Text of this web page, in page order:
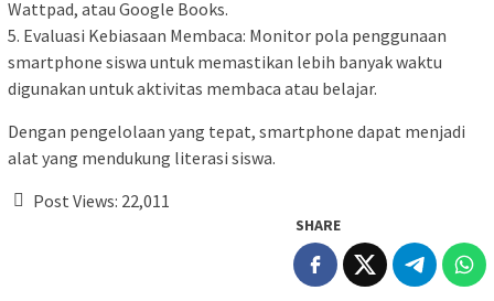
Wattpad, atau Google Books.
5. Evaluasi Kebiasaan Membaca: Monitor pola penggunaan
smartphone siswa untuk memastikan lebih banyak waktu
digunakan untuk aktivitas membaca atau belajar.
Dengan pengelolaan yang tepat, smartphone dapat menjadi
alat yang mendukung literasi siswa.
Post Views: 22,011
SHARE